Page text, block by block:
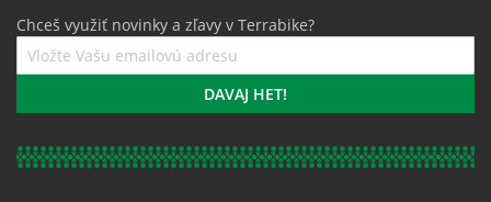
Chceš využiť novinky a zľavy v Terrabike?
Prihláste
sa
odberu
DAVAJ HET!